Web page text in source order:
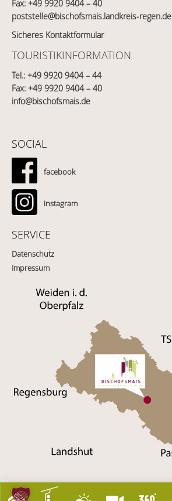
Fax: +49 9920 9404 – 40
poststelle@bischofsmais.landkreis-regen.de
Sicheres Kontaktformular
TOURISTIKINFORMATION
Tel.: +49 9920 9404 – 44
Fax: +49 9920 9404 – 40
info@bischofsmais.de
SOCIAL
facebook
instagram
SERVICE
Datenschutz
Impressum